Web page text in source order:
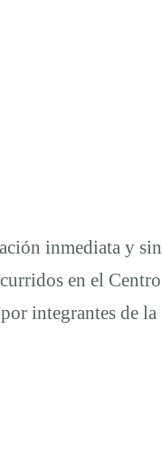
inmediata y sin
en el Centro
integrantes de la